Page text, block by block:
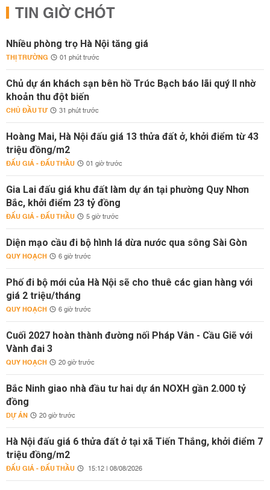
TIN GIỜ CHÓT
Nhiều phòng trọ Hà Nội tăng giá
THỊ TRƯỜNG 01 phút trước
Chủ dự án khách sạn bên hồ Trúc Bạch báo lãi quý II nhờ
khoản thu đột biến
CHỦ ĐẦU TƯ 31 phút trước
Hoàng Mai, Hà Nội đấu giá 13 thửa đất ở, khởi điểm từ 43
triệu đồng/m2
ĐẤU GIÁ - ĐẤU THẦU 01 giờ trước
Gia Lai đấu giá khu đất làm dự án tại phường Quy Nhơn
Bắc, khởi điểm 23 tỷ đồng
ĐẤU GIÁ - ĐẤU THẦU 5 giờ trước
Diện mạo cầu đi bộ hình lá dừa nước qua sông Sài Gòn
QUY HOẠCH 6 giờ trước
Phố đi bộ mới của Hà Nội sẽ cho thuê các gian hàng với
giá 2 triệu/tháng
QUY HOẠCH 6 giờ trước
Cuối 2027 hoàn thành đường nối Pháp Vân - Cầu Giẽ với
Vành đai 3
QUY HOẠCH 20 giờ trước
Bắc Ninh giao nhà đầu tư hai dự án NOXH gần 2.000 tỷ
đồng
DỰ ÁN 20 giờ trước
Hà Nội đấu giá 6 thửa đất ở tại xã Tiến Thắng, khởi điểm 7
triệu đồng/m2
ĐẤU GIÁ - ĐẤU THẦU 15:12 | 08/08/2026